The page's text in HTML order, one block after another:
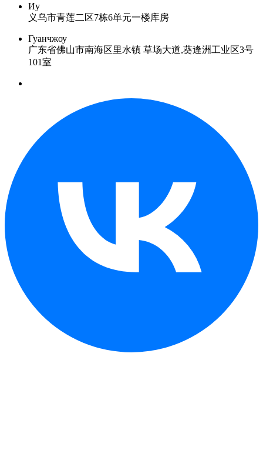
Иу
义乌市青莲二区7栋6单元一楼库房
Гуанчжоу
广东省佛山市南海区里水镇 草场大道,葵逢洲工业区3号
101室